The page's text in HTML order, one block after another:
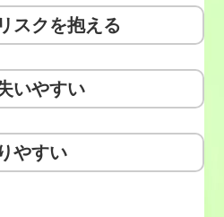
スクを抱える
いやすい
やすい